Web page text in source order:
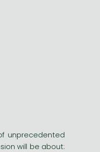
unprecedented
will be about: